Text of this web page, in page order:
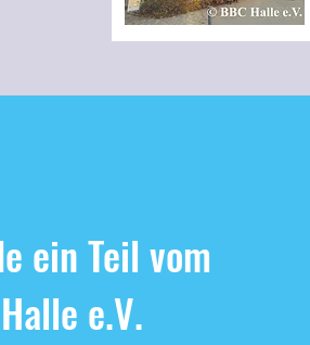
ein Teil vom
e.V.